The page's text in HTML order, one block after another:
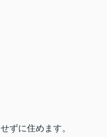
ずに住めます。